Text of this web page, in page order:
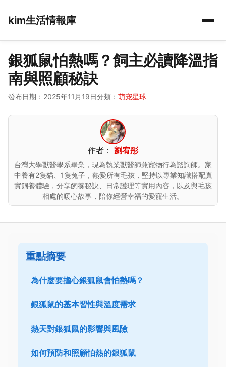
kim生活情報庫
銀狐鼠怕熱嗎？飼主必讀降溫指
南與照顧秘訣
發布日期：2025年11月19日分類： 萌宠星球
作者： 劉宥彤
台灣大學獸醫學系畢業，現為執業獸醫師兼寵物行為諮詢師。家
中養有2隻貓、1隻兔子，熱愛所有毛孩，堅持以專業知識搭配真
實飼養體驗，分享飼養秘訣、日常護理等實用內容，以及與毛孩
相處的暖心故事，陪你經營幸福的愛寵生活。
重點摘要
為什麼要擔心銀狐鼠會怕熱嗎？
銀狐鼠的基本習性與溫度需求
熱天對銀狐鼠的影響與風險
如何預防和照顧怕熱的銀狐鼠